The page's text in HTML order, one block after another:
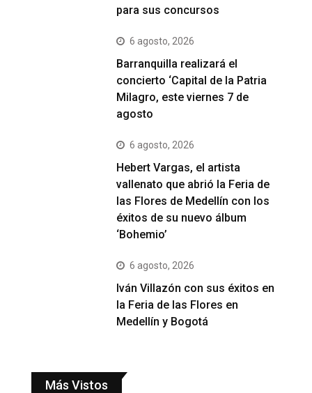
para sus concursos
6 agosto, 2026
Barranquilla realizará el
concierto ‘Capital de la Patria
Milagro, este viernes 7 de
agosto
6 agosto, 2026
Hebert Vargas, el artista
vallenato que abrió la Feria de
las Flores de Medellín con los
éxitos de su nuevo álbum
‘Bohemio’
6 agosto, 2026
Iván Villazón con sus éxitos en
la Feria de las Flores en
Medellín y Bogotá
Más Vistos